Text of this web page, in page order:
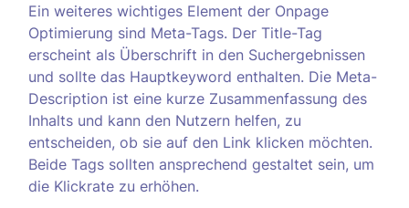
Ein weiteres wichtiges Element der Onpage
Optimierung sind Meta-Tags. Der Title-Tag
erscheint als Überschrift in den Suchergebnissen
und sollte das Hauptkeyword enthalten. Die Meta-
Description ist eine kurze Zusammenfassung des
Inhalts und kann den Nutzern helfen, zu
entscheiden, ob sie auf den Link klicken möchten.
Beide Tags sollten ansprechend gestaltet sein, um
die Klickrate zu erhöhen.